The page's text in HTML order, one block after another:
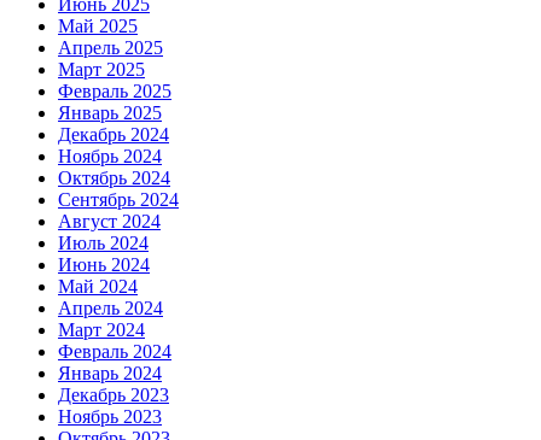
Июнь 2025
Май 2025
Апрель 2025
Март 2025
Февраль 2025
Январь 2025
Декабрь 2024
Ноябрь 2024
Октябрь 2024
Сентябрь 2024
Август 2024
Июль 2024
Июнь 2024
Май 2024
Апрель 2024
Март 2024
Февраль 2024
Январь 2024
Декабрь 2023
Ноябрь 2023